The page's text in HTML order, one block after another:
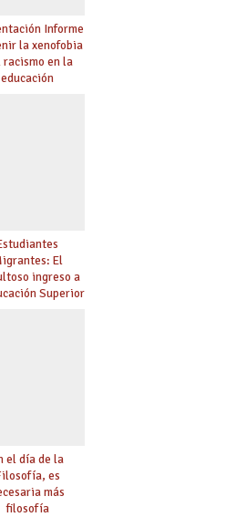
Informe
la xenofobia
racismo en la
educación
El
ingreso a
Superior
el día de la
es
más
filosofía